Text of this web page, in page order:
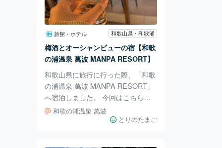
旅館・ホテル 和歌山県・和歌浦
梅酒とオーシャンビューの宿【和歌
の浦温泉 萬波 MANPA RESORT】
和歌山県に旅行に行った際、「和歌
の浦温泉 萬波 MANPA RESORT」
へ宿泊しました。 今回はこちらの
宿をご紹介したいと思います。 オ
ーシャンビューの宿というだけあっ
和歌の浦温泉 萬波
とりのたまご